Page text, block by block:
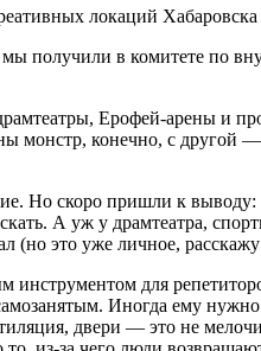
локаций Хабаровска
получили в комитете по
Ерофей-арены и
монстр, конечно, с другой
Но скоро пришли к выводу:
А уж у драмтеатра,
(но это уже личное,
инструментом для
Иногда ему нужно
двери — это не